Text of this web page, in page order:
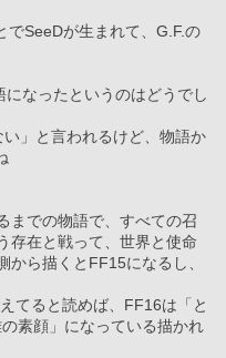
でSeeDが生まれて、G.F.の
なったというのはどうでし
」と言われるけど、物語か
までの物語で、すべての召
存在と戦って、世界と使命
ら描くとFF15になるし、
てると読めば、FF16は「と
素顔」になっている描かれ